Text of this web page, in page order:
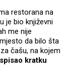
restorana na
je bio književni
me nije
da bilo šta
čašu, na kojem
kratku